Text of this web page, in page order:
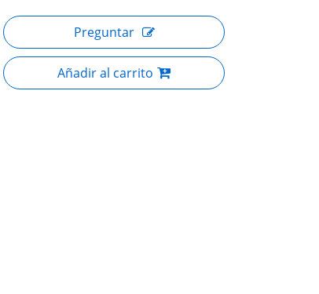
Preguntar
Añadir al carrito